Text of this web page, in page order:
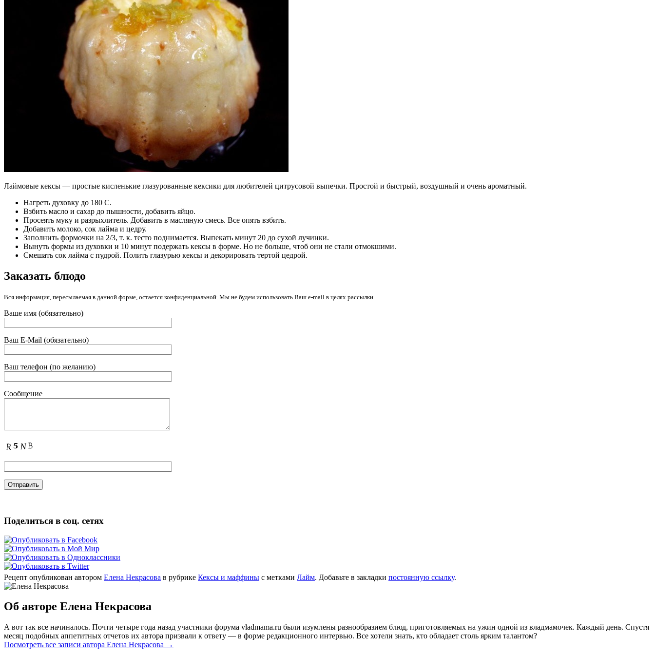
Лаймовые кексы — простые кисленькие глазурованные кексики для любителей цитрусовой выпечки. Простой и быстрый, воздушный и очень ароматный.
Нагреть духовку до 180 С.
Взбить масло и сахар до пышности, добавить яйцо.
Просеять муку и разрыхлитель. Добавить в масляную смесь. Все опять взбить.
Добавить молоко, сок лайма и цедру.
Заполнить формочки на 2/3, т. к. тесто поднимается. Выпекать минут 20 до сухой лучинки.
Вынуть формы из духовки и 10 минут подержать кексы в форме. Но не больше, чтоб они не стали отмокшими.
Смешать сок лайма с пудрой. Полить глазурью кексы и декорировать тертой цедрой.
Заказать блюдо
Вся информация, пересылаемая в данной форме, остается конфиденциальной. Мы не будем использовать Ваш e-mail в целях рассылки
Ваше имя (обязательно)
Ваш E-Mail (обязательно)
Ваш телефон (по желанию)
Сообщение
Поделиться в соц. сетях
Рецепт опубликован автором Елена Некрасова в рубрике Кексы и маффины с метками Лайм. Добавьте в закладки постоянную ссылку.
Об авторе Елена Некрасова
А вот так все начиналось. Почти четыре года назад участники форума vladmama.ru были изумлены разнообразием блюд, приготовляемых на ужин одной из владмамочек. Каждый день. Спустя
месяц подобных аппетитных отчетов их автора призвали к ответу — в форме редакционного интервью. Все хотели знать, кто обладает столь ярким талантом?
Посмотреть все записи автора Елена Некрасова →